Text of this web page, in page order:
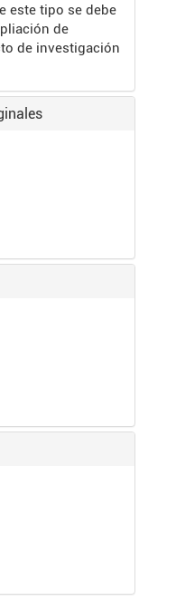
este tipo se debe
de
de investigación